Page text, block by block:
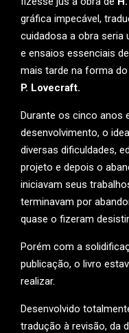
gráfica impecável,
cuidadosa a obra seria
e ensaios essenciais
mais tarde na forma do
P. Lovecraft.
Durante os cinco anos
desenvolvimento, o
diversas dificuldades,
projeto e depois o
iniciavam seus
terminavam por
quase o fizeram
Porém com a
publicação, o livro
realizar.
Desenvolvido
tradução à revisão, da